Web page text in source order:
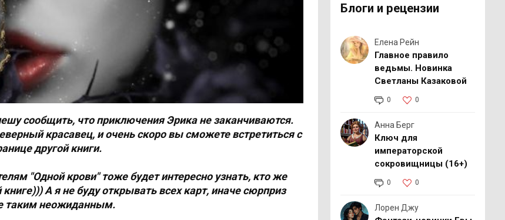
сообщить, что приключения Эрика не заканчиваются.
красавец, и очень скоро вы сможете встретиться с
другой книги.
"Одной крови" тоже будет интересно узнать, кто же
А я не буду открывать всех карт, иначе сюрприз
таким неожиданным.
Блоги и рецензии
Елена Рейн
Главное правило
ведьмы. Новинка
Светланы Казаковой
0 0
Анна Берг
Ключ для
императорской
сокровищницы (16+)
0 0
Лорен Джу